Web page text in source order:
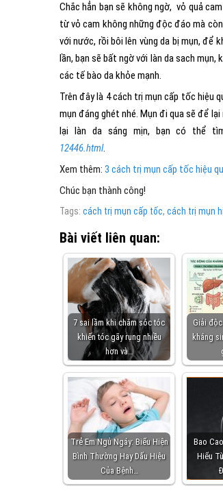
Chắc hẳn bạn sẽ không ngờ, vỏ quả
từ vỏ cam không những độc đáo mà
với nước, rồi bôi lên vùng da bị mụn, để
lần, bạn sẽ bất ngờ với làn da sach
các tế bào da khỏe mạnh.
Trên đây là 4 cách trị mụn cấp tốc hiệu
mụn đáng ghét nhé. Mụn đi qua sẽ để
lại làn da sáng mịn, bạn có thể
12446.html.
Xem thêm: 3 cách trị mụn cấp tốc hiệu
Chúc bạn thành công!
Tags: cách trị mụn cấp tốc, cách trị mụn
Bài viết liên quan:
7 sai lầm khi chăm sóc tóc
khiến tóc gãy rụng nhiều
hơn và…
Giải
kháng
Trẻ Em Ngủ Ngáy: Biểu Hiện
Bình Thường Hay Dấu Hiệu
Của Bệnh…
Bao
Hiểu